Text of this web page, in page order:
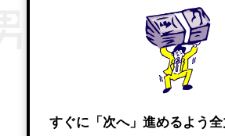
すぐに「次へ」進めるよう全